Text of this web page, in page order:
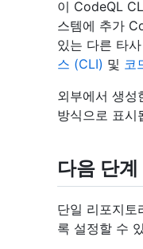
이 CodeQL
스템에 추가
있는 다른 타
스 (CLI) 및 코
외부에서 생
방식으로 표시
다음 단계
단일 리포지토
록 설정할 수